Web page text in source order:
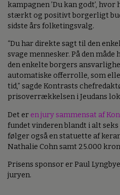
kampagnen ’Du kan godt’, hvor
stærkt og positivt borgerligt
sidste års folketingsvalg.
“Du har direkte sagt til den
svage mennesker. På den
den enkelte borgers
automatiske offerrolle, som
tid,” sagde Kontrasts
prisoverrækkelsen i Jeudans
Det er en jury sammensat af
fundet vinderen blandt i alt
følger også en statuette af
Nathalie Cohn samt 25.000
Prisens sponsor er Paul
juryen.